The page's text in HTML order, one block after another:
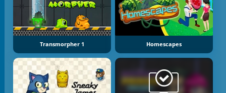
Transmorpher 1 Homescapes